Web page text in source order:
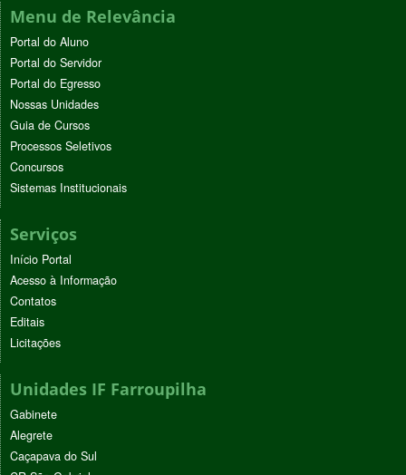
Menu de Relevância
Portal do Aluno
Portal do Servidor
Portal do Egresso
Nossas Unidades
Guia de Cursos
Processos Seletivos
Concursos
Sistemas Institucionais
Serviços
Início Portal
Acesso à Informação
Contatos
Editais
Licitações
Unidades IF Farroupilha
Gabinete
Alegrete
Caçapava do Sul